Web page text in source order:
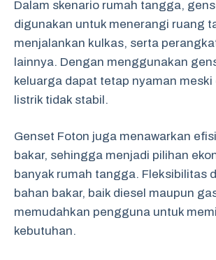
Dalam skenario rumah tangga,
digunakan untuk menerangi ruang
menjalankan kulkas, serta
lainnya. Dengan menggunakan
keluarga dapat tetap nyaman meski
listrik tidak stabil.
Genset Foton juga menawarkan
bakar, sehingga menjadi pilihan
banyak rumah tangga. Fleksibilitas
bahan bakar, baik diesel maupun
memudahkan pengguna untuk
kebutuhan.